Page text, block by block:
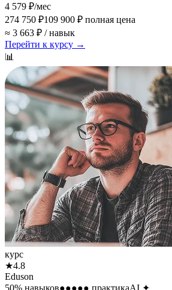
4 579 ₽/мес
274 750 ₽109 900 ₽ полная цена
≈ 3 663 ₽ / навык
Перейти к курсу →
📊
курс
★4.8
Eduson
50% навыков●●●●● практикаAI ✦